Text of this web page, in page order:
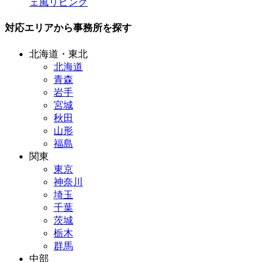
ェ風リビング
対応エリアから事務所を探す
北海道・東北
北海道
青森
岩手
宮城
秋田
山形
福島
関東
東京
神奈川
埼玉
千葉
茨城
栃木
群馬
中部